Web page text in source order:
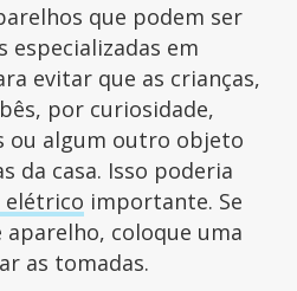
que podem ser
especializadas em
evitar que as crianças,
por curiosidade,
ou algum outro objeto
da casa. Isso poderia
elétrico importante. Se
coloque uma
as tomadas.